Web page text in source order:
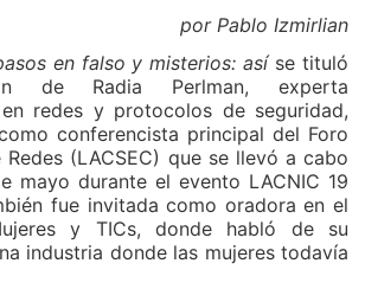
por Pablo Izmirlian
en falso y misterios: asíse tituló
de Radia Perlman, experta
en redes y protocolos de seguridad,
conferencista principal del Foro
(LACSEC) que se llevó a cabo
mayo durante el evento LACNIC 19
fue invitada como oradora en el
y TICs, donde habló de su
industria donde las mujeres todavía